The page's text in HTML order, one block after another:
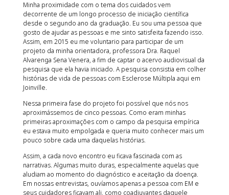
Minha proximidade com o tema dos cuidados vem
decorrente de um longo processo de iniciação científica
desde o segundo ano da graduação. Eu sou uma pessoa que
gosto de ajudar as pessoas e me sinto satisfeita fazendo isso.
Assim, em 2015 eu me voluntario para participar de um
projeto da minha orientadora, professora Dra. Raquel
Alvarenga Sena Venera, a fim de captar o acervo audiovisual da
pesquisa que ela havia iniciado. A pesquisa consistia em colher
histórias de vida de pessoas com Esclerose Múltipla aqui em
Joinville.
Nessa primeira fase do projeto foi possível que nós nos
aproximássemos de cinco pessoas. Como eram minhas
primeiras aproximações com o campo da pesquisa empírica
eu estava muito empolgada e queria muito conhecer mais um
pouco sobre cada uma daquelas histórias.
Assim, a cada novo encontro eu ficava fascinada com as
narrativas. Algumas muito duras, especialmente aquelas que
aludiam ao momento do diagnóstico e aceitação da doença.
Em nossas entrevistas, ouvíamos apenas a pessoa com EM e
seus cuidadores ficavam ali, como coadjuvantes daquele